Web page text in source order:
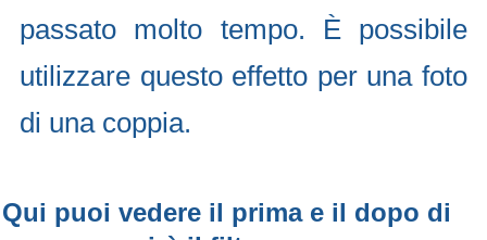
passato molto tempo. È possibile
utilizzare questo effetto per una foto
di una coppia.
Qui puoi vedere il prima e il dopo di